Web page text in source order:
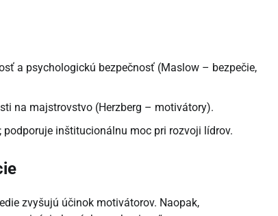
a psychologickú bezpečnosť (Maslow – bezpečie,
na majstrovstvo (Herzberg – motivátory).
inštitucionálnu moc pri rozvoji lídrov.
zvyšujú účinok motivátorov. Naopak,